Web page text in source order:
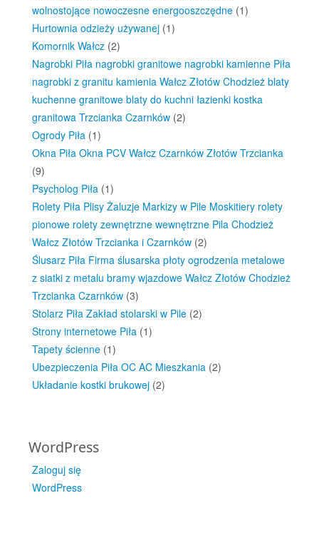
wolnostojące nowoczesne energooszczędne (1)
Hurtownia odzieży używanej (1)
Komornik Wałcz (2)
Nagrobki Piła nagrobki granitowe nagrobki kamienne Piła
nagrobki z granitu kamienia Wałcz Złotów Chodzież blaty
kuchenne granitowe blaty do kuchni łazienki kostka
granitowa Trzcianka Czarnków (2)
Ogrody Piła (1)
Okna Piła Okna PCV Wałcz Czarnków Złotów Trzcianka
(9)
Psycholog Piła (1)
Rolety Piła Plisy Żaluzje Markizy w Pile Moskitiery rolety
pionowe rolety zewnętrzne wewnętrzne Pila Chodzież
Wałcz Złotów Trzcianka i Czarnków (2)
Ślusarz Piła Firma ślusarska płoty ogrodzenia metalowe
z siatki z metalu bramy wjazdowe Wałcz Złotów Chodzież
Trzcianka Czarnków (3)
Stolarz Piła Zakład stolarski w Pile (2)
Strony internetowe Piła (1)
Tapety ścienne (1)
Ubezpieczenia Piła OC AC Mieszkania (2)
Układanie kostki brukowej (2)
WordPress
Zaloguj się
WordPress